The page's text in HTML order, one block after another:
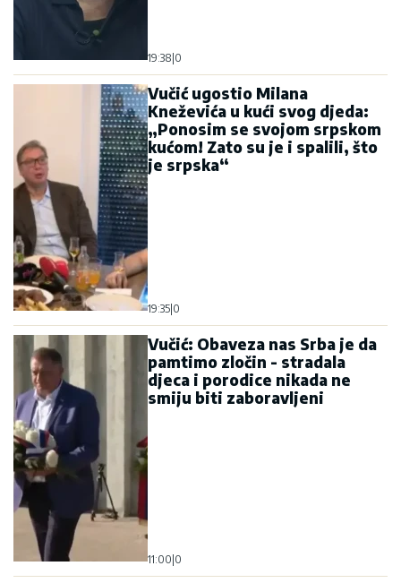
19:38 0
Vučić ugostio Milana
Kneževića u kući svog djeda:
„Ponosim se svojom srpskom
kućom! Zato su je i spalili, što
je srpska“
19:35 0
Vučić: Obaveza nas Srba je da
pamtimo zločin - stradala
djeca i porodice nikada ne
smiju biti zaboravljeni
11:00 0